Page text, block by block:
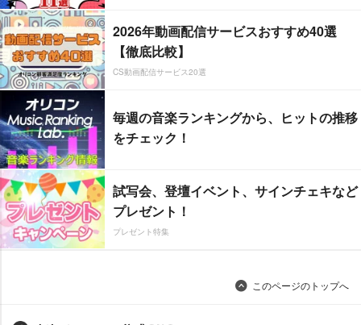
2026年動画配信サービスおすすめ40選
【徹底比較】
CS動画配信サービス20選
毎週の音楽ランキングから、ヒットの推移
をチェック！
試写会、登壇イベント、サインチェキなど
プレゼント！
プレゼント特集
このページのトップへ